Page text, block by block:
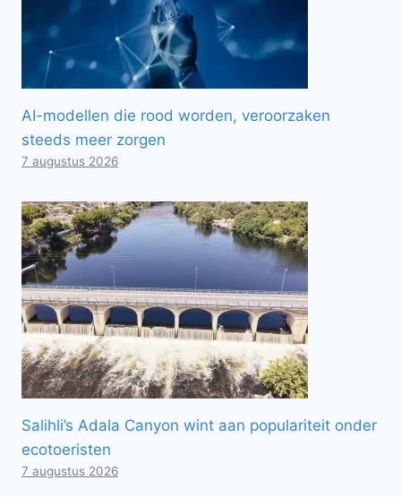
AI-modellen die rood worden, veroorzaken
steeds meer zorgen
7 augustus 2026
Salihli’s Adala Canyon wint aan populariteit onder
ecotoeristen
7 augustus 2026